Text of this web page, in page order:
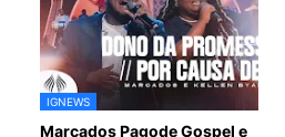
IGNEWS
Marcados Pagode Gospel e